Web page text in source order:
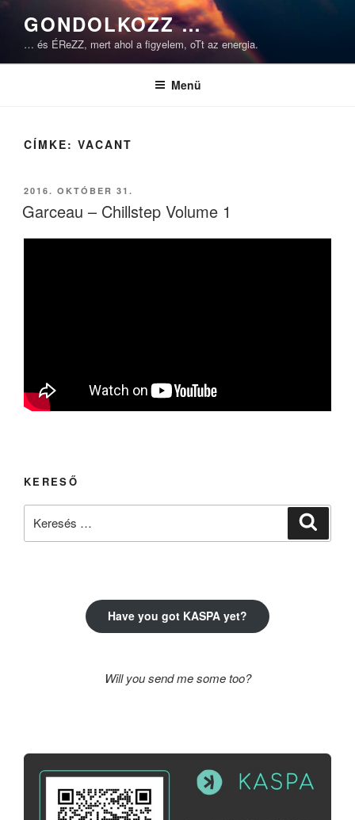
Tartalomhoz
GONDOLKOZZ …
… és ÉReZZ, mert ahol a figyelem, oTt az energia.
Menü
CÍMKE: VACANT
BEKÜLDVE:
2016. OKTÓBER 31.
Garceau – Chillstep Volume 1
KERESŐ
Have you got KASPA yet?
Will you send me some too?